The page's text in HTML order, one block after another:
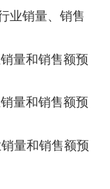
业销量、销售
量和销售额预
量和销售额预
量和销售额预